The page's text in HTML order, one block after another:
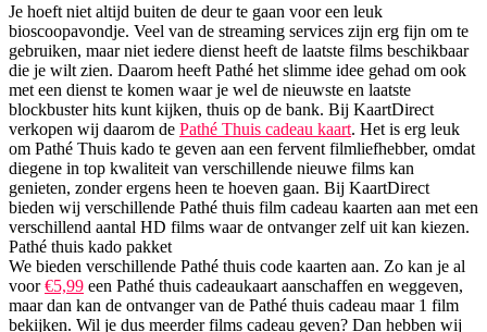
Je hoeft niet altijd buiten de deur te gaan voor een leuk
bioscoopavondje. Veel van de streaming services zijn erg fijn om te
gebruiken, maar niet iedere dienst heeft de laatste films beschikbaar
die je wilt zien. Daarom heeft Pathé het slimme idee gehad om ook
met een dienst te komen waar je wel de nieuwste en laatste
blockbuster hits kunt kijken, thuis op de bank. Bij KaartDirect
verkopen wij daarom de Pathé Thuis cadeau kaart. Het is erg leuk
om Pathé Thuis kado te geven aan een fervent filmliefhebber, omdat
diegene in top kwaliteit van verschillende nieuwe films kan
genieten, zonder ergens heen te hoeven gaan. Bij KaartDirect
bieden wij verschillende Pathé thuis film cadeau kaarten aan met een
verschillend aantal HD films waar de ontvanger zelf uit kan kiezen.
Pathé thuis kado pakket
We bieden verschillende Pathé thuis code kaarten aan. Zo kan je al
voor€5,99 een Pathé thuis cadeaukaart aanschaffen en weggeven,
maar dan kan de ontvanger van de Pathé thuis cadeau maar 1 film
bekijken. Wil je dus meerder films cadeau geven? Dan hebben wij